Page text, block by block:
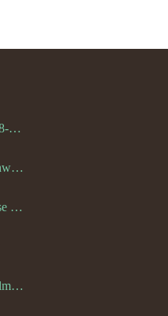
US Doroty C Schwulst (28-12-1919)
DE Friedrich Wilhelm Schwulst
DT Caroline Sophie Louise Schreuder born Schwulst (13-05-1866)
DE Jacob Friedrich Wilhelm Hurth